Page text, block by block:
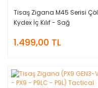
Tisaş Zigana M45 Serisi Çöl
Kydex İç Kılıf - Sağ
1.499,00 TL